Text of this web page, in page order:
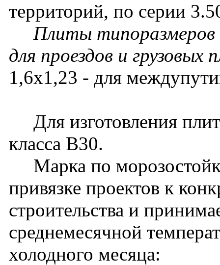
территорий, по серии
Плиты типоразмеров
для проездов и грузовых
1,6х1,23 - для
Для изготовления
класса В30.
Марка по
привязке проектов к
строительства и
среднемесячной
холодного месяца: